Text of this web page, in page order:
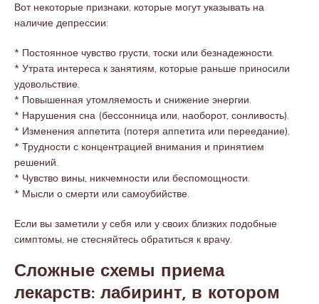
Вот некоторые признаки, которые могут указывать на
наличие депрессии:
* Постоянное чувство грусти, тоски или безнадежности.
* Утрата интереса к занятиям, которые раньше приносили
удовольствие.
* Повышенная утомляемость и снижение энергии.
* Нарушения сна (бессонница или, наоборот, сонливость).
* Изменения аппетита (потеря аппетита или переедание).
* Трудности с концентрацией внимания и принятием
решений.
* Чувство вины, никчемности или беспомощности.
* Мысли о смерти или самоубийстве.
Если вы заметили у себя или у своих близких подобные
симптомы, не стесняйтесь обратиться к врачу.
Сложные схемы приема
лекарств: лабиринт, в котором